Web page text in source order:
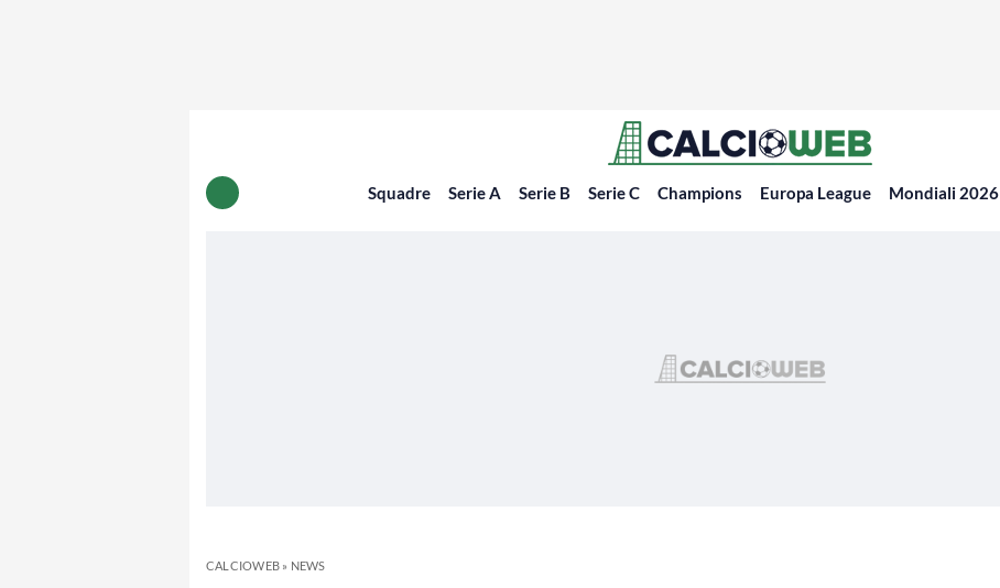
Squadre Serie A Serie B Serie C Champions Europa League Mondiali 2026
CALCIOWEB» NEWS